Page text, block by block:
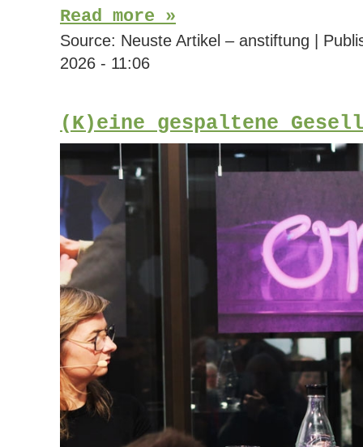
Read more »
Source: Neuste Artikel – anstiftung
2026 - 11:06
(K)eine gespaltene